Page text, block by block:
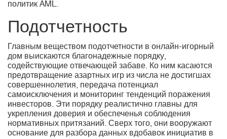
политик AML.
Подотчетность
Главным веществом подотчетности в онлайн-игорный
дом выискаются благонадежные порядку,
содействующие отвечающей забаве. Ко ним касаются
предотвращение азартных игр из числа не достигшах
совершеннолетия, передача потенциал
самоисключения и мониторинг тенденций поражения
инвесторов. Эти порядку реалистично главны для
укрепления доверия и обеспеченья соблюдения
нормативных притязаний. Сверх того, они вооружают
основание для разбора данных вдобавок инициатив в